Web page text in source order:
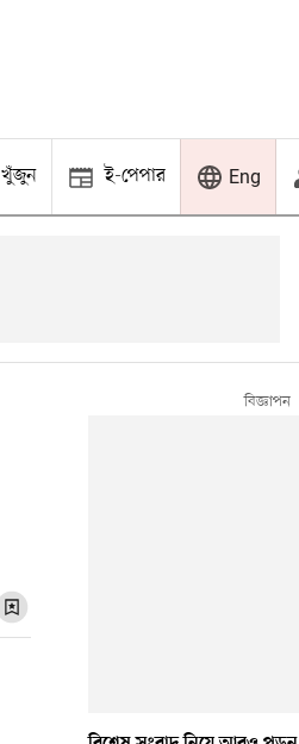
খুঁজুন ই-পেপার Eng